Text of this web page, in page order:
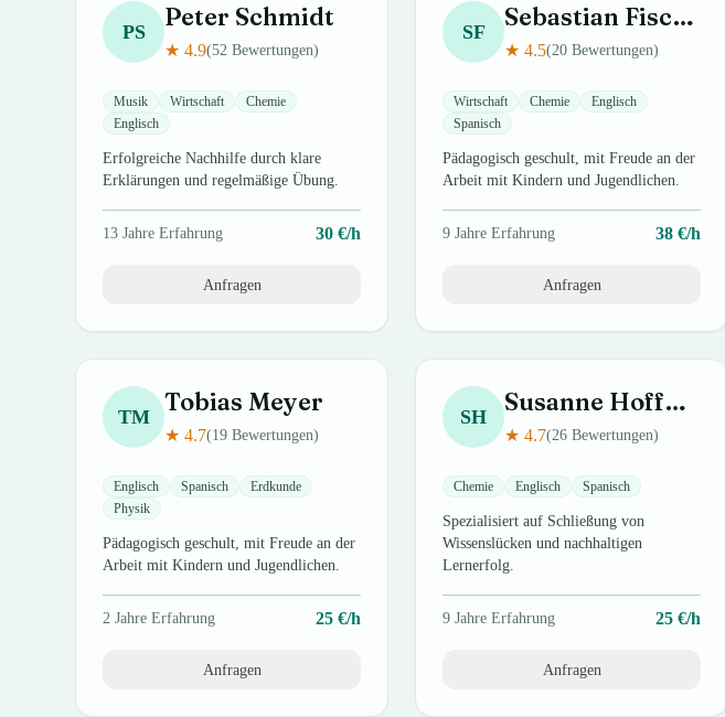
PS Peter Schmidt
★ 4.9(52 Bewertungen)
Musik Wirtschaft
Chemie
Englisch
Erfolgreiche Nachhilfe durch klare
Erklärungen und regelmäßige Übung.
13 Jahre Erfahrung 30 €/h
Anfragen
SF Sebastian Fischer
★ 4.5(20 Bewertungen)
Wirtschaft Chemie
Englisch
Spanisch
Pädagogisch geschult, mit Freude an der
Arbeit mit Kindern und Jugendlichen.
9 Jahre Erfahrung 38 €/h
Anfragen
TM Tobias Meyer
★ 4.7(19 Bewertungen)
Englisch Spanisch
Erdkunde
Physik
Pädagogisch geschult, mit Freude an der
Arbeit mit Kindern und Jugendlichen.
2 Jahre Erfahrung 25 €/h
Anfragen
SH Susanne Hoffmann
★ 4.7(26 Bewertungen)
Chemie Englisch Spanisch
Spezialisiert auf Schließung von
Wissenslücken und nachhaltigen
Lernerfolg.
9 Jahre Erfahrung 25 €/h
Anfragen